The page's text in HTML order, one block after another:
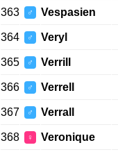
363 ♂ Vespasien
364 ♂ Veryl
365 ♂ Verrill
366 ♂ Verrell
367 ♂ Verrall
368 ♀ Veronique